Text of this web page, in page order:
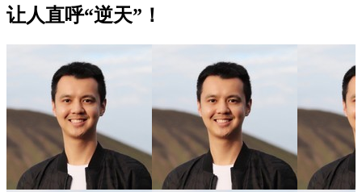
让人直呼“逆天”！